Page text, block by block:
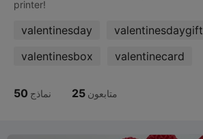
valentinesday valentinesdaygift
valentinesbox
valentinecard
50 نماذج 25 متابعون